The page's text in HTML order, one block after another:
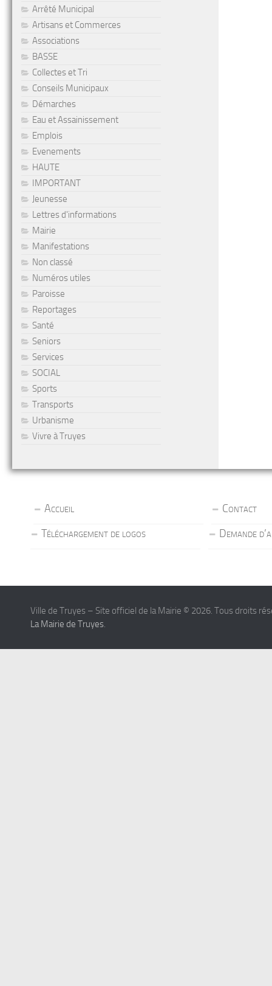
Arrêté Municipal
Artisans et Commerces
Associations
BASSE
Collectes et Tri
Conseils Municipaux
Démarches
Eau et Assainissement
Emplois
Evenements
HAUTE
IMPORTANT
Jeunesse
Lettres d'informations
Mairie
Manifestations
Non classé
Numéros utiles
Paroisse
Reportages
Santé
Seniors
Services
SOCIAL
Sports
Transports
Urbanisme
Vivre à Truyes
Accueil
Contact
Téléchargement de logos
Demande
Ville de Truyes – Site officiel de la Mairie © 2026. Tous droits
La Mairie de Truyes.